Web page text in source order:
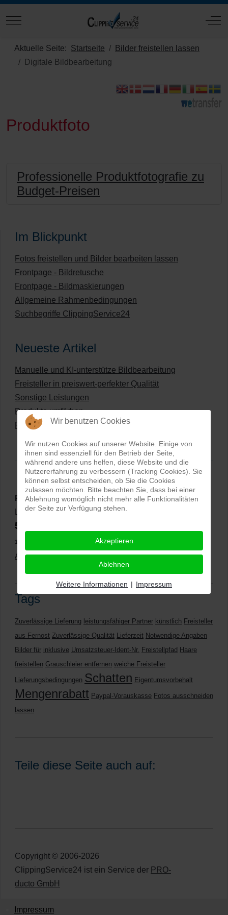
Mobile Menu Toggle Off-
Aktuelle Seite: Startseite
Bilder freistellen lassen
Digitale Bildbearbeitung
Produktfoto
Professionelle Produktfotografie zu
Budget-Preisen
Im Blickpunkt
Fotos freistellen und Bilder bearbeiten lassen
Frontpage - Bildretusche
Frontpage - Bildmaskierungen
Allgemeine Rahmenbedingungen
Suchbegriffe ClippingService24
Neueste Artikel
Manuelle und KI-unterstütze Bildbearbeitung
Freisteller in preiswert-perfekter Qualität
Sonstige Leistungen
Produkte umfärben
Preisliste für digitale Bildbearbeitung
PRO-ducto GmbH, Fotografie und Bildbearbeitung in
Lichtenau
5,0
11.01.2026)
Alle Rezensionen ansehen|Bewertung abgeben
Tags
Zuverlässige Lieferung leistungsfähiger Partner künstlich Freisteller
aus Fernost Zuverlässige Qualität Lieferzeit Notwendige Angaben
Bilder für inklusive Umsatzsteuer-Ident-Nr. Freistellpfad Haare
freistellen Grauschleier entfernen weiche Freisteller
Lieferungsbedingungen Schatten Eigentumsvorbehalt
Mengenrabatt Paypal-Vorauskasse Fotos ausschneiden
lassen
Teile diese Seite auch auf:
Copyright © 2006-2026
ClippingService24 ist ein Service der PRO-
ducto GmbH
Impressum
Wir benutzen Cookies
Wir nutzen Cookies auf unserer Website. Einige von
ihnen sind essenziell für den Betrieb der Seite,
während andere uns helfen, diese Website und die
Nutzererfahrung zu verbessern (Tracking Cookies). Sie
können selbst entscheiden, ob Sie die Cookies
zulassen möchten. Bitte beachten Sie, dass bei einer
Ablehnung womöglich nicht mehr alle Funktionalitäten
der Seite zur Verfügung stehen.
Akzeptieren
Ablehnen
Weitere Informationen | Impressum